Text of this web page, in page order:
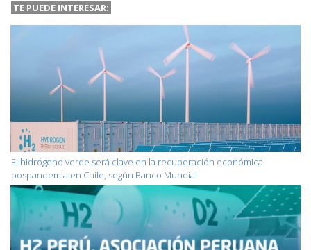
TE PUEDE INTERESAR:
El hidrógeno verde será clave en la recuperación económica
pospandemia en Chile, según Banco Mundial